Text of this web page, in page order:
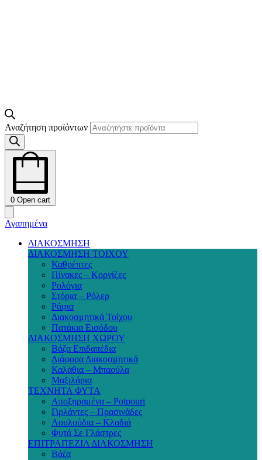
Αναζήτηση προϊόντων
0 Open cart
Αγαπημένα
ΔΙΑΚΟΣΜΗΣΗ
ΔΙΑΚΟΣΜΗΣΗ ΤΟΙΧΟΥ
Καθρέπτες
Πίνακες – Κορνίζες
Ρολόγια
Στόρια – Ρόλερ
Ράφια
Διακοσμητικά Τοίχου
Πατάκια Εισόδου
ΔΙΑΚΟΣΜΗΣΗ ΧΩΡΟΥ
Βάζα Επιδαπέδια
Διάφορα Διακοσμητικά
Καλάθια – Μπαούλα
Μαξιλάρια
ΤΕΧΝΗΤΑ ΦΥΤΑ
Αποξηραμένα – Potpouri
Γιρλάντες – Πρασινάδες
Λουλούδια – Κλαδιά
Φυτά Σε Γλάστρες
ΕΠΙΤΡΑΠΕΖΙΑ ΔΙΑΚΟΣΜΗΣΗ
Βάζα